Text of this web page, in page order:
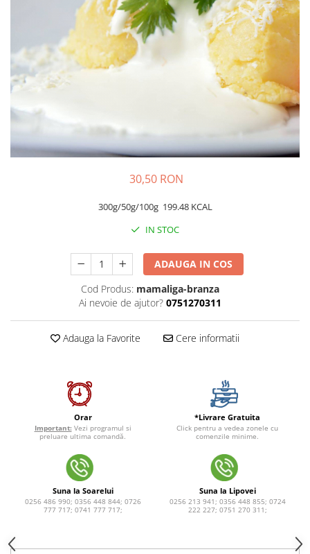
Sosuri
Desert
30,50 RON
300g/50g/100g 199.48 KCAL
IN STOC
ADAUGA IN COS
Cod Produs: mamaliga-branza
Ai nevoie de ajutor? 0751270311
Adauga la Favorite Cere informatii
Orar
Important: Vezi programul si
preluare ultima comandă.
*Livrare Gratuita
Click pentru a vedea zonele cu
comenzile minime.
Suna la Soarelui
0256 486 990; 0356 448 844; 0726
777 717; 0741 777 717;
Suna la Lipovei
0256 213 941; 0356 448 855; 0724
222 227; 0751 270 311;